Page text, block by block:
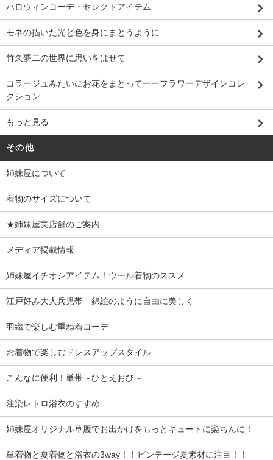
ハロウィンコーデ・セレクトアイテム
モネの描いた光と色を身にまとうように
竹久夢二の世界に思いをはせて
コラージュみたいにお花をまとってーーフラワーデザインコレ
クション
もっと見る
その他
姉妹屋について
着物のサイズについて
★姉妹屋実店舗のご案内
メディア掲載情報
姉妹屋イチオシアイテム！ウール着物のススメ
江戸好み大人兵児帯 錦絵のように自由に美しく
羽織で楽しむ重ね着コーデ
お着物で楽しむドレスアップスタイル
こんなに便利！単帯～ひとえおび～
注染レトロ浴衣のすすめ
姉妹屋オリジナル草履でお出かけをもっとキュートに楽ちんに！
単着物と夏着物と浴衣の3way！！ビンテージ夏素材に注目！！